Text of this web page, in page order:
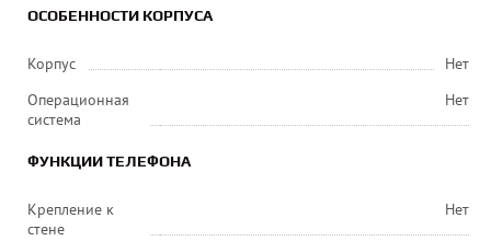
ОСОБЕННОСТИ КОРПУСА
Корпус
Нет
Операционная
система
Нет
ФУНКЦИИ ТЕЛЕФОНА
Крепление к
стене
Нет